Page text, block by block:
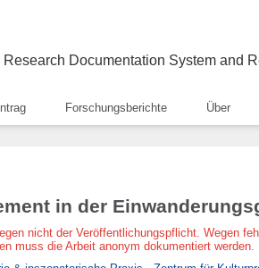
Documentation System and
Forschungsberichte Über
in der
nicht der Veröffentlichungspflicht. Wegen
muss die Arbeit anonym dokumentiert werden.